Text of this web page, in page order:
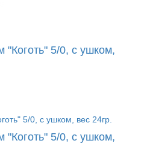
"Коготь" 5/0, с ушком,
"Коготь" 5/0, с ушком,